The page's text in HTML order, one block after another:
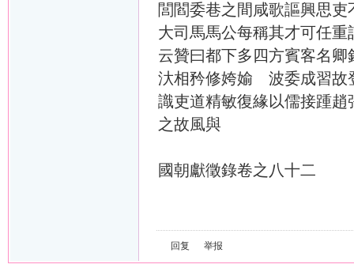
閭閻委巷之間咸歌謳興思
大司馬馬公每稱其才可任
云贊曰都下多四方賓客名
汏相矜修姱媮 波委成習故
識吏道精敏復緣以儒接踵
之故風與
國朝獻徵錄卷之八十二
回复 举报